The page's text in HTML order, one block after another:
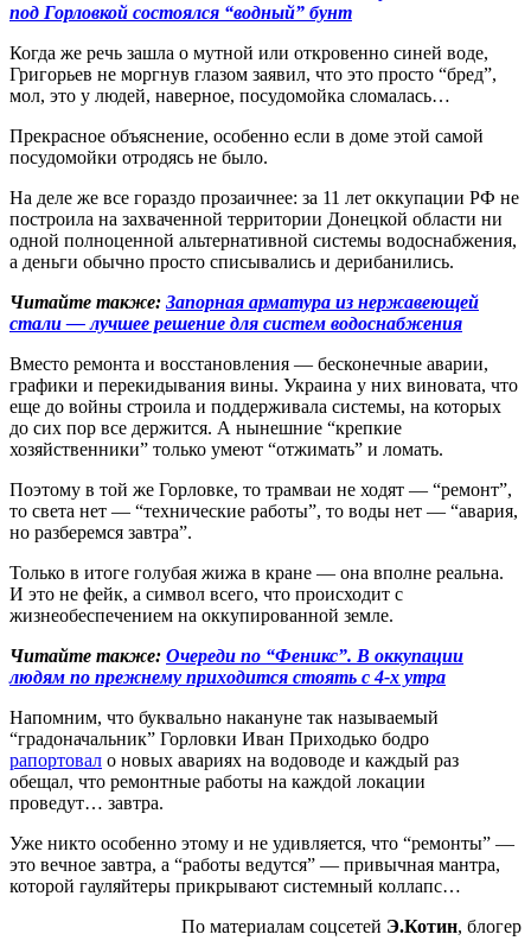
под Горловкой состоялся “водный” бунт
Когда же речь зашла о мутной или откровенно синей воде,
Григорьев не моргнув глазом заявил, что это просто “бред”,
мол, это у людей, наверное, посудомойка сломалась…
Прекрасное объяснение, особенно если в доме этой самой
посудомойки отродясь не было.
На деле же все гораздо прозаичнее: за 11 лет оккупации РФ не
построила на захваченной территории Донецкой области ни
одной полноценной альтернативной системы водоснабжения,
а деньги обычно просто списывались и дерибанились.
Читайте также: Запорная арматура из нержавеющей
стали — лучшее решение для систем водоснабжения
Вместо ремонта и восстановления — бесконечные аварии,
графики и перекидывания вины. Украина у них виновата, что
еще до войны строила и поддерживала системы, на которых
до сих пор все держится. А нынешние “крепкие
хозяйственники” только умеют “отжимать” и ломать.
Поэтому в той же Горловке, то трамваи не ходят — “ремонт”,
то света нет — “технические работы”, то воды нет — “авария,
но разберемся завтра”.
Только в итоге голубая жижа в кране — она вполне реальна.
И это не фейк, а символ всего, что происходит с
жизнеобеспечением на оккупированной земле.
Читайте также: Очереди по “Феникс”. В оккупации
людям по прежнему приходится стоять с 4-х утра
Напомним, что буквально накануне так называемый
“градоначальник” Горловки Иван Приходько бодро
рапортовал о новых авариях на водоводе и каждый раз
обещал, что ремонтные работы на каждой локации
проведут… завтра.
Уже никто особенно этому и не удивляется, что “ремонты” —
это вечное завтра, а “работы ведутся” — привычная мантра,
которой гауляйтеры прикрывают системный коллапс…
По материалам соцсетей Э.Котин, блогер